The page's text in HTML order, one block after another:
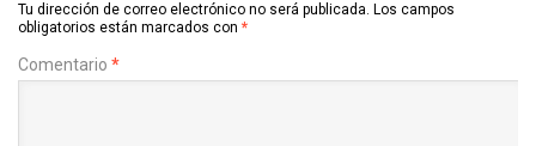
Tu dirección de correo electrónico no será publicada. Los campos
obligatorios están marcados con *
Comentario *